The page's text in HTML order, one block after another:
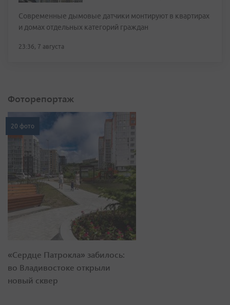
Современные дымовые датчики монтируют в квартирах
и домах отдельных категорий граждан
23:36, 7 августа
Фоторепортаж
20 фото
«Сердце Патрокла» забилось:
во Владивостоке открыли
новый сквер